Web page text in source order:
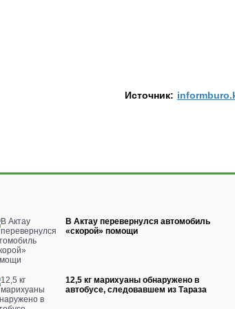
Источник:
В Актау перевернулся автомобиль
«скорой» помощи
12,5 кг марихуаны обнаружено в
автобусе, следовавшем из Тараза